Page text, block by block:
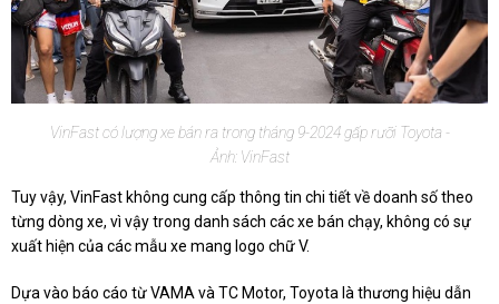
VinFast có lượng xe bán ra trong tháng 9-2024 gấp rưỡi Toyota -
Ảnh: VinFast
Tuy vậy, VinFast không cung cấp thông tin chi tiết về doanh số theo
từng dòng xe, vì vậy trong danh sách các xe bán chạy, không có sự
xuất hiện của các mẫu xe mang logo chữ V.
Dựa vào báo cáo từ VAMA và TC Motor, Toyota là thương hiệu dẫn